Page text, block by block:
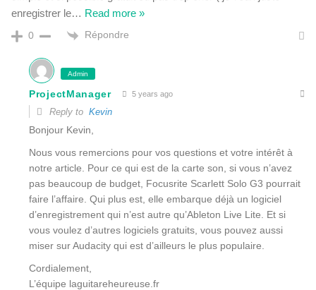
enregistrer le… Read more »
0 Répondre
Admin
ProjectManager 5 years ago
Reply to Kevin
Bonjour Kevin,
Nous vous remercions pour vos questions et votre intérêt à
notre article. Pour ce qui est de la carte son, si vous n’avez
pas beaucoup de budget, Focusrite Scarlett Solo G3 pourrait
faire l’affaire. Qui plus est, elle embarque déjà un logiciel
d’enregistrement qui n’est autre qu’Ableton Live Lite. Et si
vous voulez d’autres logiciels gratuits, vous pouvez aussi
miser sur Audacity qui est d’ailleurs le plus populaire.
Cordialement,
L’équipe laguitareheureuse.fr